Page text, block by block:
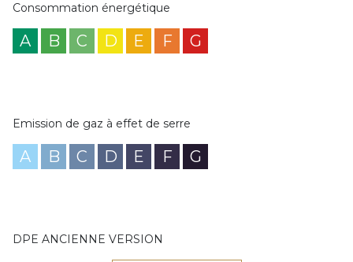
Consommation énergétique
A B C D E F G
Emission de gaz à effet de serre
A B C D E F G
DPE ANCIENNE VERSION